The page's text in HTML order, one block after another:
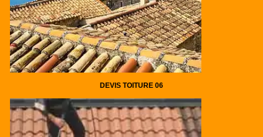
DEVIS TOITURE 06